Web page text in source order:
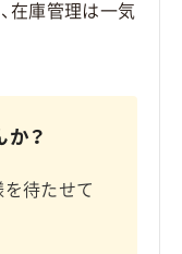
在庫管理は一気
か？
待たせて